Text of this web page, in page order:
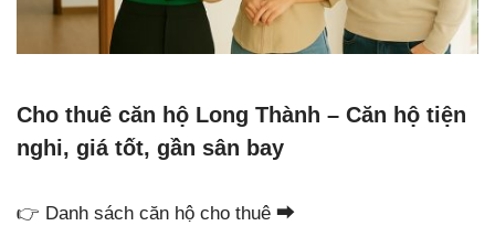
Cho thuê căn hộ Long Thành – Căn hộ tiện
nghi, giá tốt, gần sân bay
👉 Danh sách căn hộ cho thuê ⮕